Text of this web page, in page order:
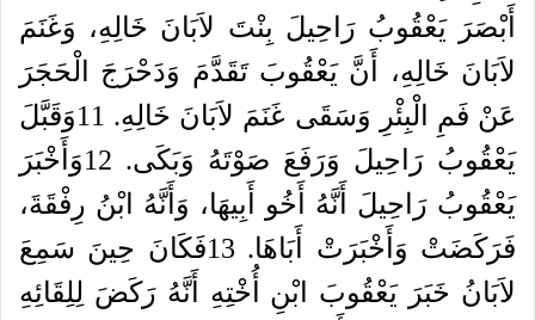
أَبْصَرَ يَعْقُوبُ رَاحِيلَ بِنْتَ لاَبَانَ خَالِهِ، وَغَنَمَ
لاَبَانَ خَالِهِ، أَنَّ يَعْقُوبَ تَقَدَّمَ وَدَحْرَجَ
الْحَجَرَ
عَنْ فَمِ الْبِئْرِ وَسَقَى غَنَمَ لاَبَانَ خَالِهِ.
11وَقَبَّلَ
يَعْقُوبُ رَاحِيلَ وَرَفَعَ صَوْتَهُ وَبَكَى.
12وَأَخْبَرَ
يَعْقُوبُ رَاحِيلَ أَنَّهُ أَخُو أَبِيهَا، وَأَنَّهُ ابْنُ رِفْقَةَ،
فَرَكَضَتْ وَأَخْبَرَتْ أَبَاهَا.
13فَكَانَ حِينَ سَمِعَ
لاَبَانُ خَبَرَ يَعْقُوبَ ابْنِ أُخْتِهِ أَنَّهُ رَكَضَ لِلِقَائِهِ